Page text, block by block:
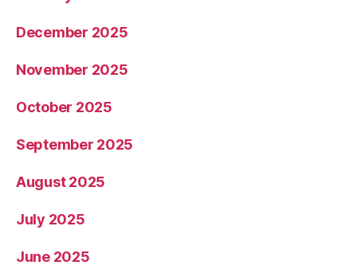
December 2025
November 2025
October 2025
September 2025
August 2025
July 2025
June 2025